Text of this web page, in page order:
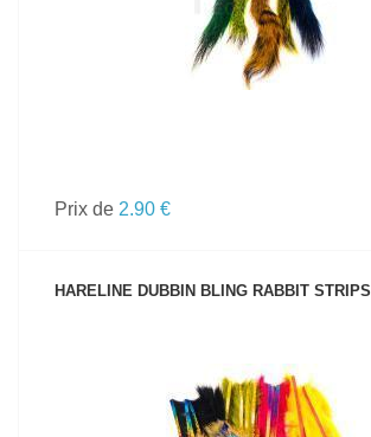
Prix de 2.90 €
HARELINE DUBBIN BLING RABBIT STRIPS
VOIR LE PRODUIT